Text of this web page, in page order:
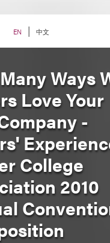
EN 中文
Ways
Love Your
-
College
2010